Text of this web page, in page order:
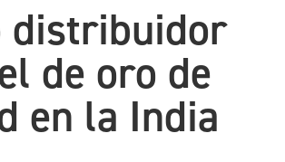
distribuidor
de oro de
en la India